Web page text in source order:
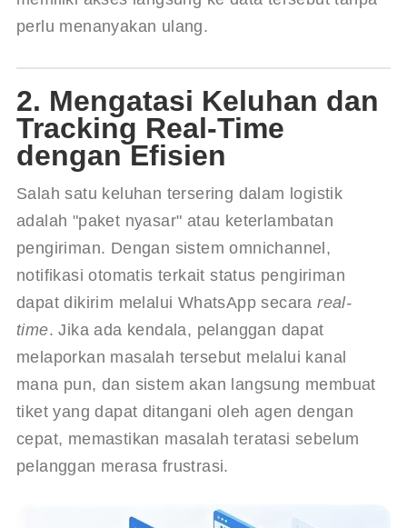
perlu menanyakan ulang.
2. Mengatasi Keluhan dan
Tracking Real-Time
dengan Efisien
Salah satu keluhan tersering dalam logistik
adalah "paket nyasar" atau keterlambatan
pengiriman. Dengan sistem omnichannel,
notifikasi otomatis terkait status pengiriman
dapat dikirim melalui WhatsApp secara real-
time. Jika ada kendala, pelanggan dapat
melaporkan masalah tersebut melalui kanal
mana pun, dan sistem akan langsung membuat
tiket yang dapat ditangani oleh agen dengan
cepat, memastikan masalah teratasi sebelum
pelanggan merasa frustrasi.